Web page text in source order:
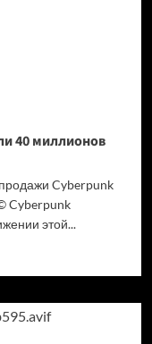
40 миллионов
Cyberpunk
Cyberpunk
этой...